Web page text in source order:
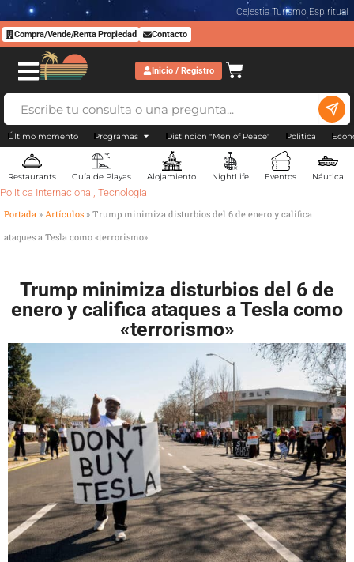
Celestia Turismo Espiritual
Compra/Vende/Renta Propiedad Contacto
Inicio / Registro
Último momento Programas Distincion "Men of Peace" Politica
Restaurants Guía de Playas Alojamiento NightLife Eventos Náutica
Politica Internacional , Tecnologia
Portada » Artículos » Trump minimiza disturbios del 6 de enero y califica
ataques a Tesla como «terrorismo»
Trump minimiza disturbios del 6 de
enero y califica ataques a Tesla como
«terrorismo»